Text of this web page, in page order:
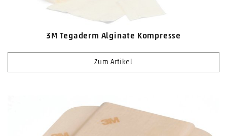
3M Tegaderm Alginate Kompresse
Zum Artikel